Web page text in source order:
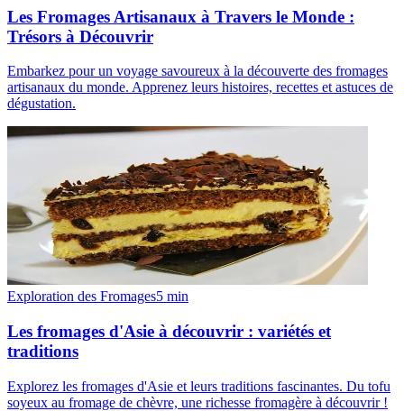
Les Fromages Artisanaux à Travers le Monde :
Trésors à Découvrir
Embarkez pour un voyage savoureux à la découverte des fromages
artisanaux du monde. Apprenez leurs histoires, recettes et astuces de
dégustation.
Exploration des Fromages5 min
Les fromages d'Asie à découvrir : variétés et
traditions
Explorez les fromages d'Asie et leurs traditions fascinantes. Du tofu
soyeux au fromage de chèvre, une richesse fromagère à découvrir !